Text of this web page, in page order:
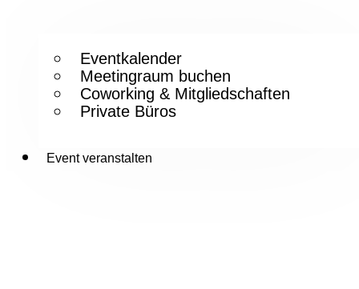
Eventkalender
Meetingraum buchen
Coworking & Mitgliedschaften
Private Büros
Event veranstalten